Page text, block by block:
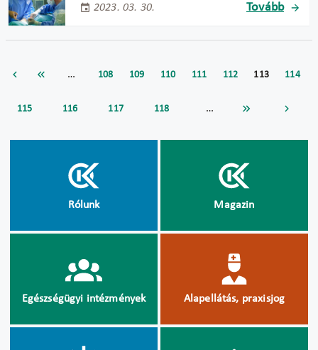
2023. 03. 30. Tovább
… 108 109 110 111 112 113 114
115 116 117 118 …
Rólunk Magazin
Egészségügyi intézmények Alapellátás, praxisjog